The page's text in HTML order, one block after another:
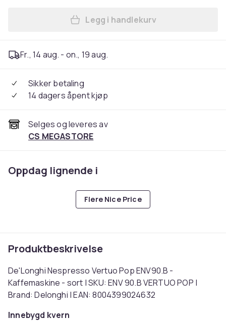
Legg De'Longhi
Legg i handlekurv
Fr., 14 aug. - on., 19 aug.
Sikker betaling
14 dagers åpent kjøp
Selges og leveres av
CS MEGASTORE
Oppdag lignende i
Flere Nice Price
Produktbeskrivelse
De'Longhi Nespresso Vertuo Pop ENV90.B -
Kaffemaskine - sort | SKU: ENV 90.B VERTUO POP |
Brand: Delonghi | EAN: 8004399024632
Innebygd kvern